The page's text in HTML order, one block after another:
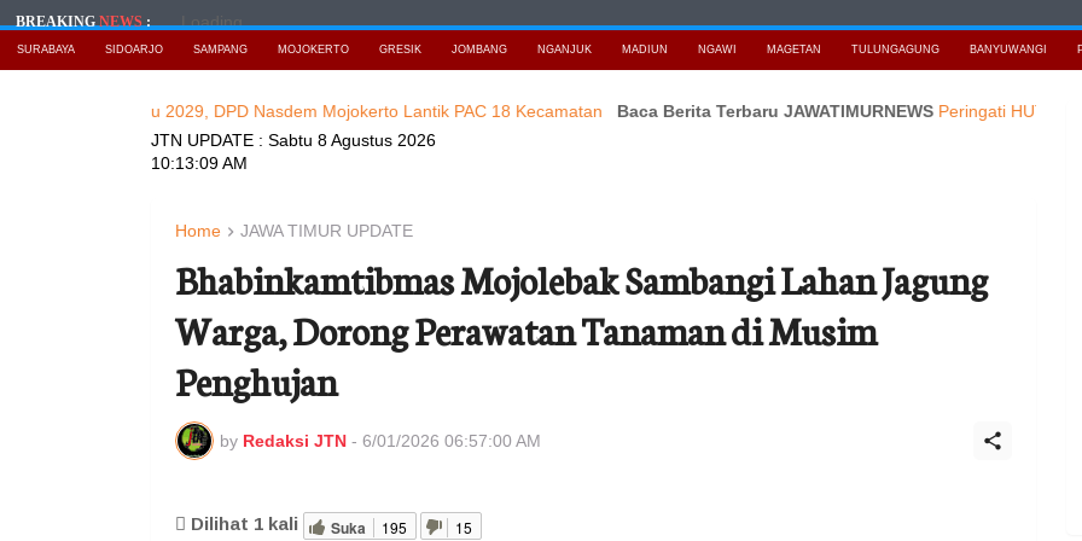
BREAKINGNEWS: Loading...
SURABAYA SIDOARJO SAMPANG MOJOKERTO GRESIK JOMBANG NGANJUK MADIUN NGAWI MAGETAN TULUNGAGUNG BANYUWANGI
Pemilu 2029, DPD Nasdem Mojokerto Lantik PAC 18 Kecamatan Baca Berita Terbaru JAWATIMURNEWS Peringati HUT RI ke
JTN UPDATE : Sabtu 8 Agustus 2026
10:13:11 AM
Home JAWA TIMUR UPDATE
Bhabinkamtibmas Mojolebak Sambangi Lahan Jagung
Warga, Dorong Perawatan Tanaman di Musim
Penghujan
by Redaksi JTN - 6/01/2026 06:57:00 AM
Dilihat 1 kali Suka 195 15